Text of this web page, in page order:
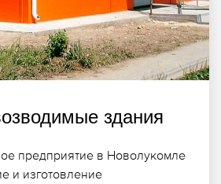
здания
предприятие в Новолукомле
и изготовление